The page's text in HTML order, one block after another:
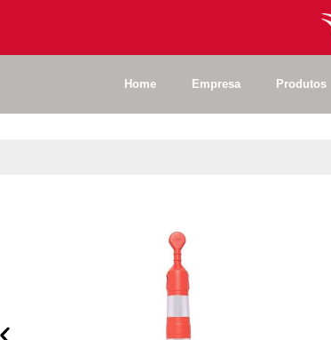
Home Empresa Produtos